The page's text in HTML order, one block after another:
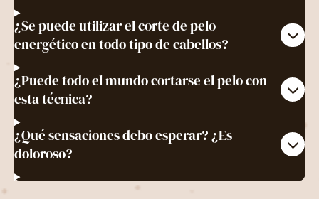
¿Se puede utilizar el corte de pelo
energético en todo tipo de cabellos?
¿Puede todo el mundo cortarse el pelo con
esta técnica?
¿Qué sensaciones debo esperar? ¿Es
doloroso?